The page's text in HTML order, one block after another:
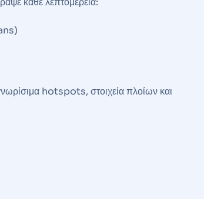
hotspots, στοιχεία πλοίων και